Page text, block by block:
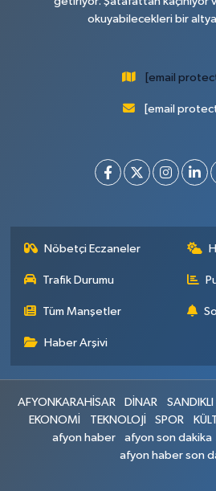
okuyabilecekleri bir
[email
[email
Nöbetçi Eczaneler
Trafik Durumu
Tüm Manşetler
Haber Arşivi
AFYONKARAHİSAR DİNAR SANDIKLI
EKONOMİ
TEKNOLOJİ SPOR
afyon haber
afyon son dakika
afyon haber son